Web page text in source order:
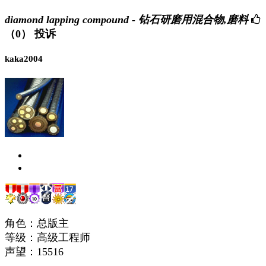
diamond lapping compound - 钻石研磨用混合物,磨料
（0）
投诉
kaka2004
角色：总版主
等级：高级工程师
声望： 15516